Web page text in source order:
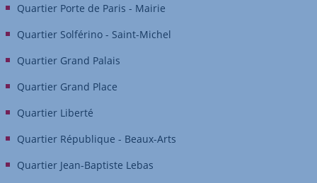
Quartier Porte de Paris - Mairie
Quartier Solférino - Saint-Michel
Quartier Grand Palais
Quartier Grand Place
Quartier Liberté
Quartier République - Beaux-Arts
Quartier Jean-Baptiste Lebas